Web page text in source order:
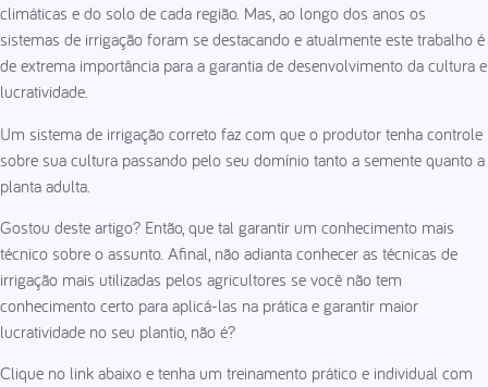
climáticas e do solo de cada região. Mas, ao longo dos anos os
sistemas de irrigação foram se destacando e atualmente este trabalho é
de extrema importância para a garantia de desenvolvimento da cultura e
lucratividade.
Um sistema de irrigação correto faz com que o produtor tenha controle
sobre sua cultura passando pelo seu domínio tanto a semente quanto a
planta adulta.
Gostou deste artigo? Então, que tal garantir um conhecimento mais
técnico sobre o assunto. Afinal, não adianta conhecer as técnicas de
irrigação mais utilizadas pelos agricultores se você não tem
conhecimento certo para aplicá-las na prática e garantir maior
lucratividade no seu plantio, não é?
Clique no link abaixo e tenha um treinamento prático e individual com